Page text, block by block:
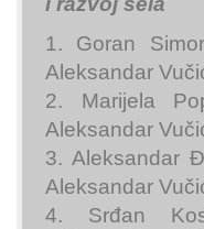
1. Goran
Aleksandar
2. Marijela
Aleksandar
3. Aleksandar
Aleksandar
4. Srđan